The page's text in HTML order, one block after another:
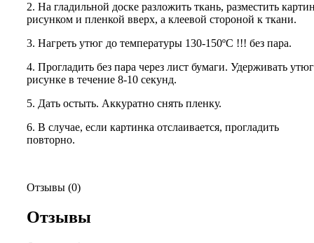
2. На гладильной доске разложить ткань, разместить
рисунком и пленкой вверх, а клеевой стороной к ткани.
3. Нагреть утюг до температуры 130-150ºС !!! без пара.
4. Прогладить без пара через лист бумаги. Удерживать
рисунке в течение 8-10 секунд.
5. Дать остыть. Аккуратно снять пленку.
6. В случае, если картинка отслаивается, прогладить
повторно.
Отзывы (0)
Отзывы